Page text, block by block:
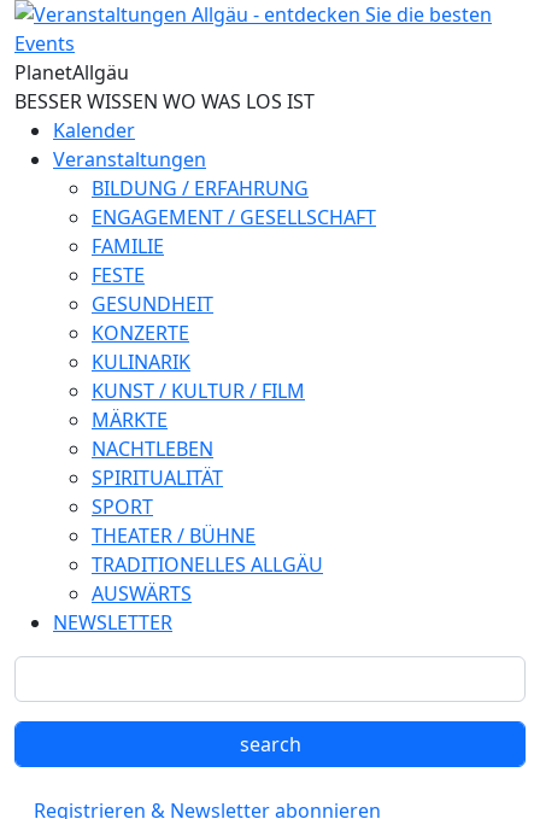
Direkt zum Inhalt
PlanetAllgäu
BESSER WISSEN WO WAS LOS IST
Kalender
Veranstaltungen
BILDUNG / ERFAHRUNG
ENGAGEMENT / GESELLSCHAFT
FAMILIE
FESTE
GESUNDHEIT
KONZERTE
KULINARIK
KUNST / KULTUR / FILM
MÄRKTE
NACHTLEBEN
SPIRITUALITÄT
SPORT
THEATER / BÜHNE
TRADITIONELLES ALLGÄU
AUSWÄRTS
NEWSLETTER
Registrieren & Newsletter abonnieren